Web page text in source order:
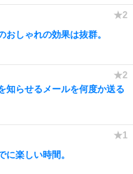
しゃれの効果は抜群。
知らせるメールを何度か送る
に楽しい時間。